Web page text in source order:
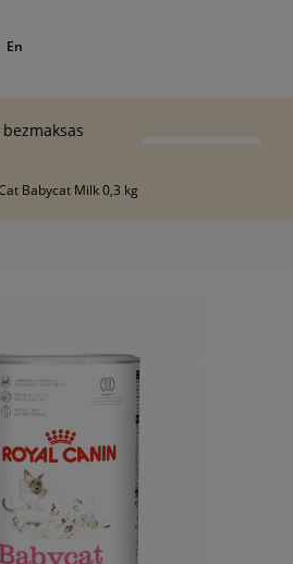
En
Babycat Milk 0,3 kg